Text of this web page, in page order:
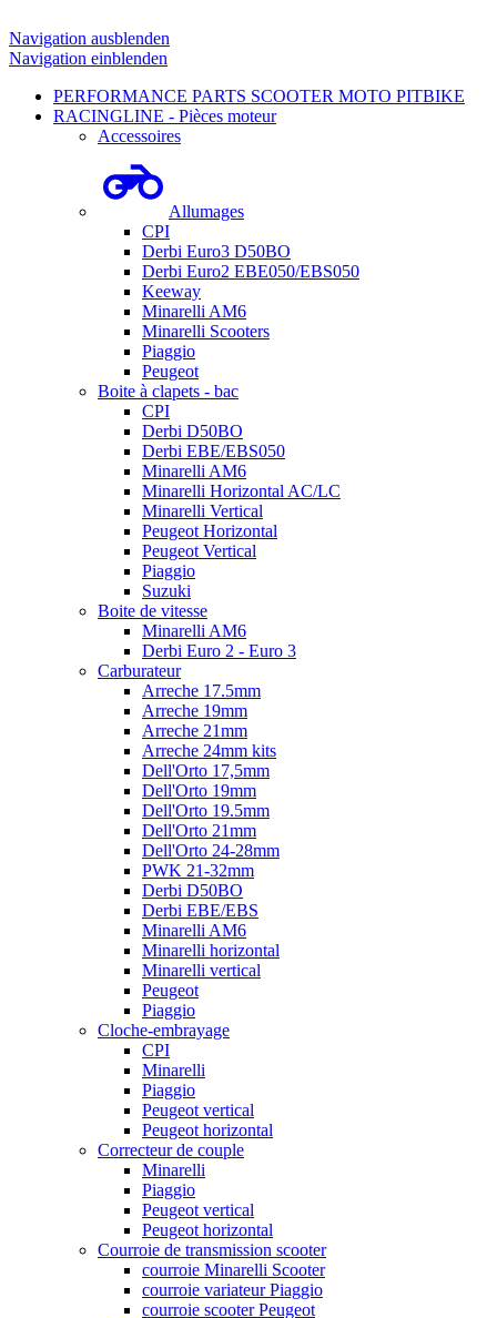
Navigation ausblenden
Navigation einblenden
PERFORMANCE PARTS SCOOTER MOTO PITBIKE
RACINGLINE - Pièces moteur
Accessoires
Allumages
CPI
Derbi Euro3 D50BO
Derbi Euro2 EBE050/EBS050
Keeway
Minarelli AM6
Minarelli Scooters
Piaggio
Peugeot
Boite à clapets - bac
CPI
Derbi D50BO
Derbi EBE/EBS050
Minarelli AM6
Minarelli Horizontal AC/LC
Minarelli Vertical
Peugeot Horizontal
Peugeot Vertical
Piaggio
Suzuki
Boite de vitesse
Minarelli AM6
Derbi Euro 2 - Euro 3
Carburateur
Arreche 17.5mm
Arreche 19mm
Arreche 21mm
Arreche 24mm kits
Dell'Orto 17,5mm
Dell'Orto 19mm
Dell'Orto 19.5mm
Dell'Orto 21mm
Dell'Orto 24-28mm
PWK 21-32mm
Derbi D50BO
Derbi EBE/EBS
Minarelli AM6
Minarelli horizontal
Minarelli vertical
Peugeot
Piaggio
Cloche-embrayage
CPI
Minarelli
Piaggio
Peugeot vertical
Peugeot horizontal
Correcteur de couple
Minarelli
Piaggio
Peugeot vertical
Peugeot horizontal
Courroie de transmission scooter
courroie Minarelli Scooter
courroie variateur Piaggio
courroie scooter Peugeot